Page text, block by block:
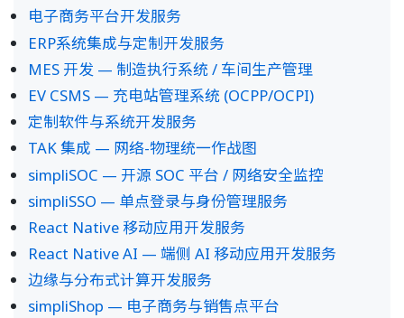
电子商务平台开发服务
ERP系统集成与定制开发服务
MES 开发 — 制造执行系统 / 车间生产管理
EV CSMS — 充电站管理系统 (OCPP/OCPI)
定制软件与系统开发服务
TAK 集成 — 网络-物理统一作战图
simpliSOC — 开源 SOC 平台 / 网络安全监控
simpliSSO — 单点登录与身份管理服务
React Native 移动应用开发服务
React Native AI — 端侧 AI 移动应用开发服务
边缘与分布式计算开发服务
simpliShop — 电子商务与销售点平台